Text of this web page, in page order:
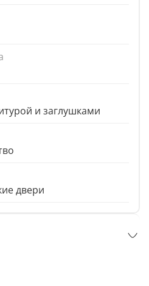
и заглушками
двери